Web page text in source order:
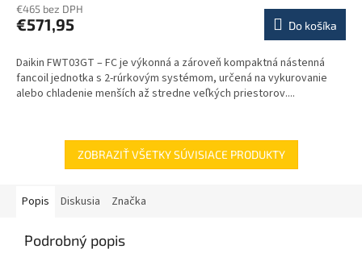
€465 bez DPH
€571,95 Do košíka
Daikin FWT03GT – FC je výkonná a zároveň kompaktná nástenná
fancoil jednotka s 2-rúrkovým systémom, určená na vykurovanie
alebo chladenie menších až stredne veľkých priestorov....
ZOBRAZIŤ VŠETKY SÚVISIACE PRODUKTY
Popis Diskusia Značka
Podrobný popis